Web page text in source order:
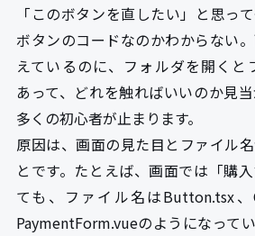
「このボタンを直したい」と思っ
ボタンのコードなのかわからない
えているのに、フォルダを開くと
あって、どれを触ればいいのか見
多くの初心者が止まります。
原因は、画面の見た目とファイル
とです。たとえば、画面では「購
ても、ファイル名はButton.tsx、
PaymentForm.vueのようになって